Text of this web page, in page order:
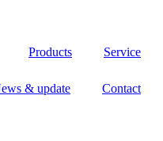
Products Service
& update Contact